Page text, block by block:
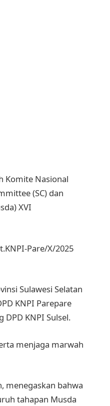
Komite Nasional
(SC) dan
XVI
Pare/X/2025
Sulawesi Selatan
KNPI Parepare
KNPI Sulsel.
menjaga marwah
menegaskan bahwa
tahapan Musda